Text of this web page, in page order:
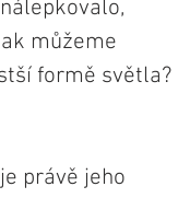
můžeme
formě světla?
právě jeho